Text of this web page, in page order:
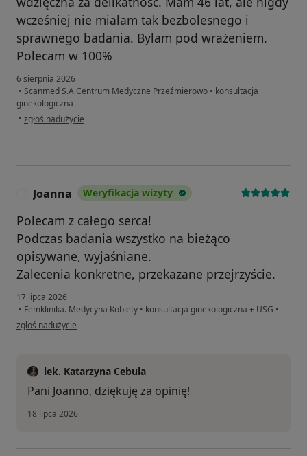
wcześniej nie mialam tak bezbolesnego i
sprawnego badania. Bylam pod wrażeniem.
Polecam w 100%
6 sierpnia 2026
• Scanmed S.A Centrum Medyczne Przeźmierowo • konsultacja
ginekologiczna
• w opinii użytkownika Ania L
zgłoś nadużycie
Joanna Weryfikacja wizyty
Polecam z całego serca!
Podczas badania wszystko na bieżąco
opisywane, wyjaśniane.
Zalecenia konkretne, przekazane przejrzyście.
17 lipca 2026
• Femklinika. Medycyna Kobiety • konsultacja ginekologiczna + USG •
w opinii użytkownika Joanna
zgłoś nadużycie
lek. Katarzyna Cebula
Pani Joanno, dziękuję za opinię!
18 lipca 2026